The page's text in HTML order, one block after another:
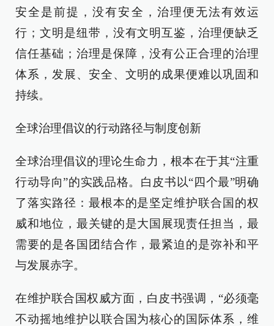
安全是前提，没有安全，治理便无法有效运
行；文明是纽带，没有文明互鉴，治理便缺乏
信任基础；治理是保障，没有公正合理的治理
体系，发展、安全、文明的成果便难以巩固和
持续。
全球治理倡议的行动路径与制度创新
全球治理倡议的理论生命力，根本在于其“注重
行动导向”的实践品格。白皮书以“四个最”明确
了落实路径：最根本的是坚定维护联合国的权
威和地位，最关键的是大国展现责任担当，最
需要的是各国团结合作，最紧迫的是弥补和平
与发展赤字。
在维护联合国权威方面，白皮书强调，“必须毫
不动摇地维护以联合国为核心的国际体系，维